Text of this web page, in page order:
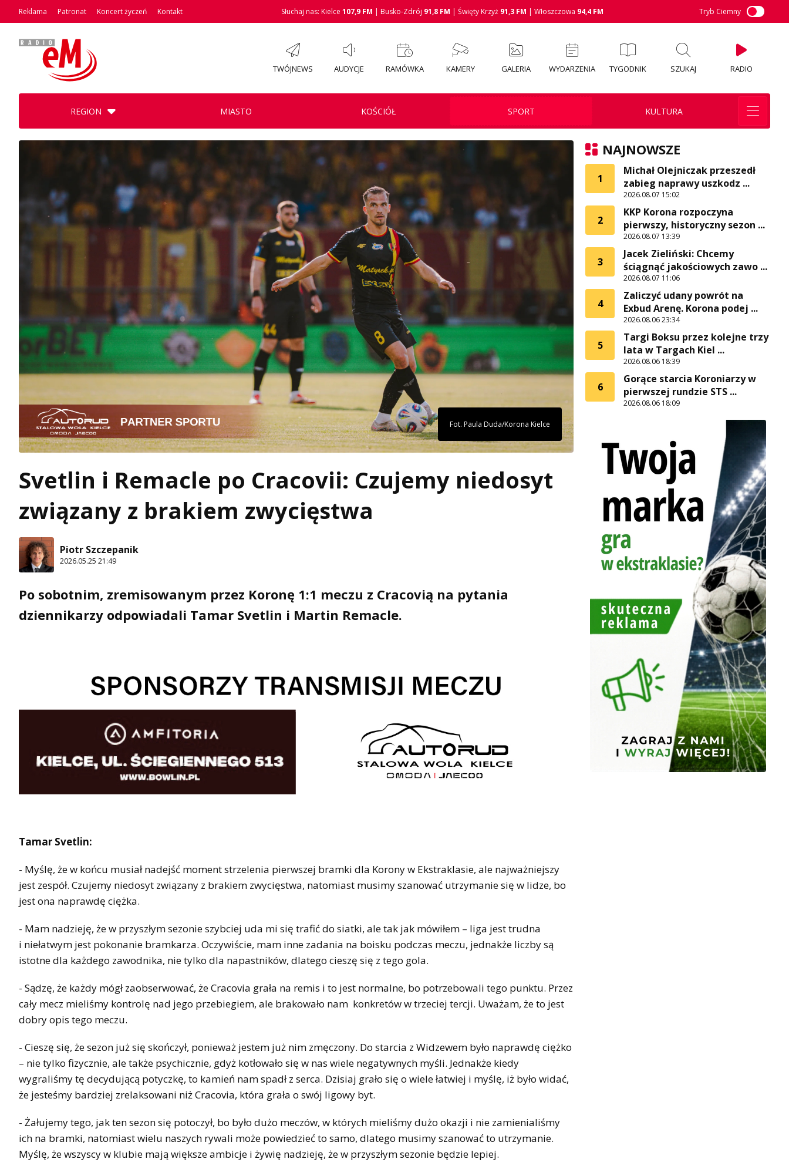
Reklama Patronat Koncert życzeń Kontakt Słuchaj nas: Kielce 107,9 FM | Busko-Zdrój 91,8 FM | Święty Krzyż 91,3 FM | Włoszczowa 94,4 FM Tryb Ciemny
TWÓJNEWS AUDYCJE RAMÓWKA KAMERY GALERIA WYDARZENIA TYGODNIK SZUKAJ RADIO
REGION MIASTO KOŚCIÓŁ SPORT KULTURA
Fot. Paula Duda/Korona Kielce
Svetlin i Remacle po Cracovii: Czujemy niedosyt
związany z brakiem zwycięstwa
Piotr Szczepanik
2026.05.25 21:49
Po sobotnim, zremisowanym przez Koronę 1:1 meczu z Cracovią na pytania
dziennikarzy odpowiadali Tamar Svetlin i Martin Remacle.
Tamar Svetlin:
- Myślę, że w końcu musiał nadejść moment strzelenia pierwszej bramki dla Korony w Ekstraklasie, ale najważniejszy
jest zespół. Czujemy niedosyt związany z brakiem zwycięstwa, natomiast musimy szanować utrzymanie się w lidze, bo
jest ona naprawdę ciężka.
- Mam nadzieję, że w przyszłym sezonie szybciej uda mi się trafić do siatki, ale tak jak mówiłem – liga jest trudna
i niełatwym jest pokonanie bramkarza. Oczywiście, mam inne zadania na boisku podczas meczu, jednakże liczby są
istotne dla każdego zawodnika, nie tylko dla napastników, dlatego cieszę się z tego gola.
- Sądzę, że każdy mógł zaobserwować, że Cracovia grała na remis i to jest normalne, bo potrzebowali tego punktu. Przez
cały mecz mieliśmy kontrolę nad jego przebiegiem, ale brakowało nam konkretów w trzeciej tercji. Uważam, że to jest
dobry opis tego meczu.
- Cieszę się, że sezon już się skończył, ponieważ jestem już nim zmęczony. Do starcia z Widzewem było naprawdę ciężko
– nie tylko fizycznie, ale także psychicznie, gdyż kotłowało się w nas wiele negatywnych myśli. Jednakże kiedy
wygraliśmy tę decydującą potyczkę, to kamień nam spadł z serca. Dzisiaj grało się o wiele łatwiej i myślę, iż było widać,
że jesteśmy bardziej zrelaksowani niż Cracovia, która grała o swój ligowy byt.
- Żałujemy tego, jak ten sezon się potoczył, bo było dużo meczów, w których mieliśmy dużo okazji i nie zamienialiśmy
ich na bramki, natomiast wielu naszych rywali może powiedzieć to samo, dlatego musimy szanować to utrzymanie.
Myślę, że wszyscy w klubie mają większe ambicje i żywię nadzieję, że w przyszłym sezonie będzie lepiej.
NAJNOWSZE
1
Michał Olejniczak przeszedł
zabieg naprawy uszkodz ...
2026.08.07 15:02
2
KKP Korona rozpoczyna
pierwszy, historyczny sezon ...
2026.08.07 13:39
3
Jacek Zieliński: Chcemy
ściągnąć jakościowych zawo ...
2026.08.07 11:06
4
Zaliczyć udany powrót na
Exbud Arenę. Korona podej ...
2026.08.06 23:34
5
Targi Boksu przez kolejne trzy
lata w Targach Kiel ...
2026.08.06 18:39
6
Gorące starcia Koroniarzy w
pierwszej rundzie STS ...
2026.08.06 18:09